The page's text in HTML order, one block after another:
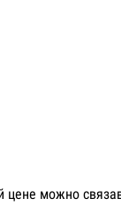
цене можно